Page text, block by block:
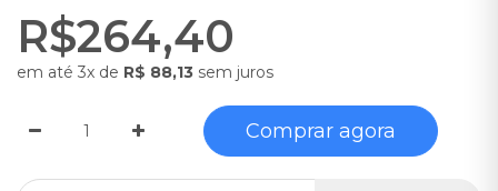
R$264,40
em até 3x de R$ 88,13 sem juros
Comprar agora